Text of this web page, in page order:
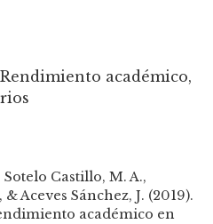
Rendimiento académico
Castillo, M. A.,
Aceves Sánchez, J. (2019).
académico en